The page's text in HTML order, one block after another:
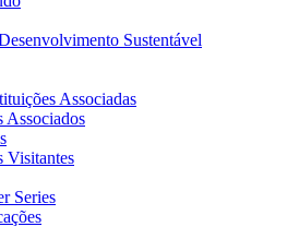
Sustentável
Associadas
Associados
Visitantes
Series